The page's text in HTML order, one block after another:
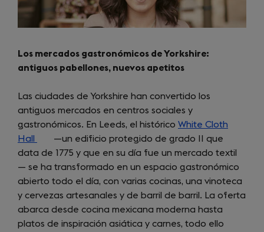
Los mercados gastronómicos de Yorkshire:
antiguos pabellones, nuevos apetitos
Las ciudades de Yorkshire han convertido los
antiguos mercados en centros sociales y
gastronómicos. En Leeds, el histórico White Cloth
Hall
(opens
in
a
new
tab)
—un edificio protegido de grado II que
data de 1775 y que en su día fue un mercado textil
— se ha transformado en un espacio gastronómico
abierto todo el día, con varias cocinas, una vinoteca
y cervezas artesanales y de barril de barril. La oferta
abarca desde cocina mexicana moderna hasta
platos de inspiración asiática y carnes, todo ello